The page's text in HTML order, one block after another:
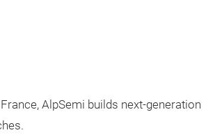
AlpSemi builds next-generation